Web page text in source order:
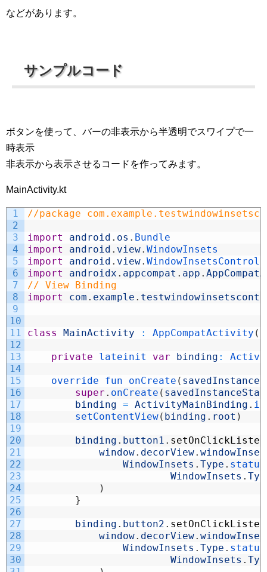
などがあります。
サンプルコード
ボタンを使って、バーの非表示から半透明でスワイプで一
時表示
非表示から表示させるコードを作ってみます。
MainActivity.kt
1
2
3
4
5
6
7
8
9
10
11
12
13
14
15
16
17
18
19
20
21
22
23
24
25
26
27
28
29
30
//package
import android . os . Bundle
import
android . view. WindowInsets
import
android . view.
import
androidx . appcompat . app .
// View Binding
import
com . example .
class MainActivity : AppCompatActivity (
private lateinit var binding :
override fun onCreate (
super . onCreate (
binding = ActivityMainBinding .
setContentView( binding . root )
binding . button1 .
window. decorView.
WindowInsets . Type .
WindowInsets .
)
}
binding . button2 .
window. decorView.
WindowInsets . Type .
WindowInsets .